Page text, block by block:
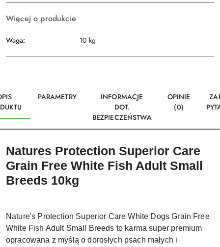
Więcej o produkcie
Waga: 10 kg
PARAMETRY
INFORMACJE
DOT.
BEZPIECZEŃSTWA
OPINIE
(0)
Natures Protection Superior Care
Grain Free White Fish Adult Small
Breeds 10kg
Nature's Protection Superior Care White Dogs Grain Free
White Fish Adult Small Breeds to karma super premium
opracowana z myślą o dorosłych psach małych i